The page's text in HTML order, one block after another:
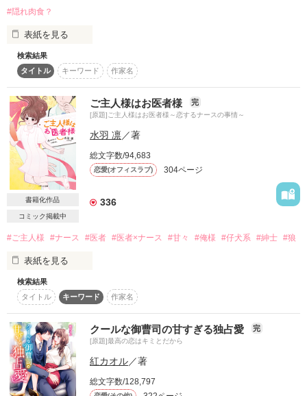
ありがとうございました。
作品を読む
#隠れ肉食？
表紙を見る
深町　灯（ﾌｶﾏﾁ ｱｶﾘ）25歳。スナック菓子メーカー営業事務。
自他共に認める地味子。
×
和泉　恭加（ｲｽﾞﾐ ｷｮｳｶ）39歳。化粧品メーカー"spRING"（ｽﾌﾟ
ﾘﾝｸﾞ）副社長。イケオジ。
地味で真面目なことだけが取り柄の私が、
「……僕ね、好きなんだ」
ひょんなことから毎週水曜日、ランチを共にすることになった
イケオジから突然告白された。
「………は⁉︎」
「あはは、慌ててる、焦ってる。そんな灯ちゃんも新鮮で可愛
いね」
冗談か、はたまた和泉さんは実は結婚詐欺師で、私はそのカモ
検索結果
タイトル
キーワード 作家名
書籍化作品
コミック掲載中
ご主人様はお医者様 完
[原題]ご主人様はお医者様～恋するナースの事情～
水羽 凛／著
総文字数/94,683
恋愛(オフィスラブ) 304ページ
336
#ご主人様 #ナース #医者 #医者×ナース #甘々 #俺様 #仔犬系 #紳士 #狼
表紙を見る
゜・＊2013.06.10 書籍化＊・゜
素敵なレビュー
ありがとうございます
風間　みあ様
はるくみ様
検索結果
タイトル
キーワード 作家名
クールな御曹司の甘すぎる独占愛 完
[原題]最高の恋はキミとだから
紅カオル／著
総文字数/128,797